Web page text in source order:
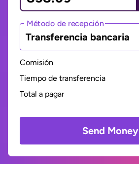
Método de recepción
Transferencia bancaria
Comisión
Tiempo de transferencia
Total a pagar
Send Money